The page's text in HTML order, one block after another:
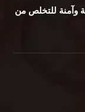
وآمنة للتخلص من